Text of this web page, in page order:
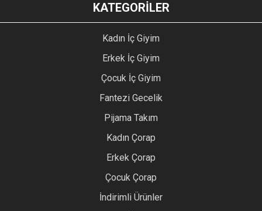
KATEGORİLER
Kadın İç Giyim
Erkek İç Giyim
Çocuk İç Giyim
Fantezi Gecelik
Pijama Takım
Kadın Çorap
Erkek Çorap
Çocuk Çorap
İndirimli Ürünler